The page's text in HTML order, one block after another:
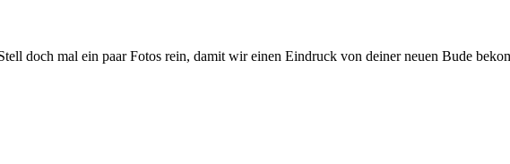
doch mal ein paar Fotos rein, damit wir einen Eindruck von deiner neuen Bude